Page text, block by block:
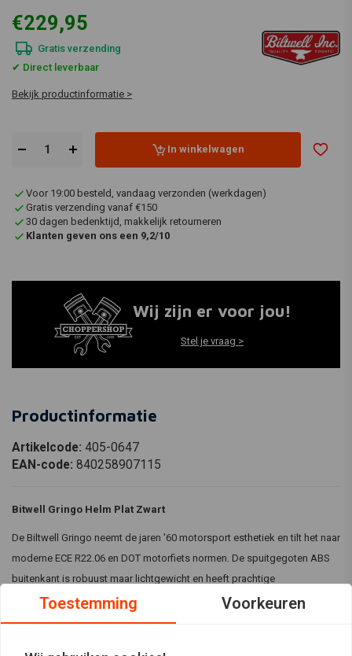
€229,95
Gratis verzending
✔ Direct leverbaar
Bekijk productinformatie >
In winkelwagen
Voor 19:00 besteld, vandaag verzonden (werkdagen)
Gratis verzending vanaf €150
30 dagen bedenktijd, makkelijk retourneren
Klanten geven ons een 9,2/10
Wij zijn er voor jou!
Stel je vraag >
Productinformatie
Artikelcode: 405-0647
EAN-code: 840258907115
Bitwell Gringo Helm Plat Zwart
De Biltwell Gringo neemt de jaren '60 motorsport esthetiek en tilt het naar
moderne ECE R22.06 en DOT motorfiets normen. De spuitgegoten ABS
buitenkant is robuust maar lichtgewicht en heeft prachtige
handgeschilderde kleuren.
Specificaties:
Toestemming Voorkeuren